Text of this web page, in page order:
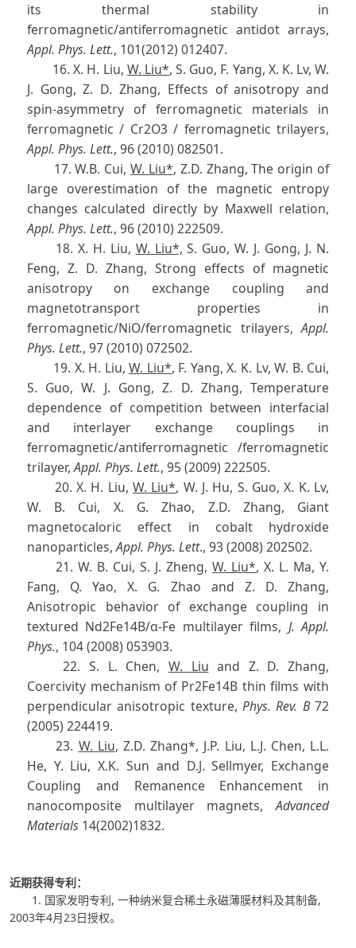
its thermal stability in
ferromagnetic/antiferromagnetic antidot arrays,
Appl. Phys. Lett., 101(2012) 012407.
16. X. H. Liu, W. Liu*, S. Guo, F. Yang, X. K. Lv, W.
J. Gong, Z. D. Zhang, Effects of anisotropy and
spin-asymmetry of ferromagnetic materials in
ferromagnetic / Cr2O3 / ferromagnetic trilayers,
Appl. Phys. Lett., 96 (2010) 082501.
17. W.B. Cui,W. Liu*, Z.D. Zhang, The origin of
large overestimation of the magnetic entropy
changes calculated directly by Maxwell relation,
Appl. Phys. Lett., 96 (2010) 222509.
18. X. H. Liu, W. Liu*, S. Guo, W. J. Gong, J. N.
Feng, Z. D. Zhang, Strong effects of magnetic
anisotropy on exchange coupling and
magnetotransport properties in
ferromagnetic/NiO/ferromagnetic trilayers,Appl.
Phys. Lett., 97 (2010) 072502.
19. X. H. Liu,W. Liu*, F. Yang, X. K. Lv, W. B. Cui,
S. Guo, W. J. Gong, Z. D. Zhang, Temperature
dependence of competition between interfacial
and interlayer exchange couplings in
ferromagnetic/antiferromagnetic /ferromagnetic
trilayer,Appl. Phys. Lett., 95 (2009) 222505.
20. X. H. Liu, W. Liu*, W. J. Hu, S. Guo, X. K. Lv,
W. B. Cui, X. G. Zhao, Z.D. Zhang, Giant
magnetocaloric effect in cobalt hydroxide
nanoparticles,Appl. Phys. Lett., 93 (2008) 202502.
21. W. B. Cui, S. J. Zheng,W. Liu*, X. L. Ma, Y.
Fang, Q. Yao, X. G. Zhao and Z. D. Zhang,
Anisotropic behavior of exchange coupling in
textured Nd2Fe14B/α-Fe multilayer films, J. Appl.
Phys., 104 (2008) 053903.
22. S. L. Chen, W. Liu and Z. D. Zhang,
Coercivity mechanism of Pr2Fe14B thin films with
perpendicular anisotropic texture, Phys. Rev. B72
(2005) 224419.
23. W. Liu, Z.D. Zhang*, J.P. Liu, L.J. Chen, L.L.
He, Y. Liu, X.K. Sun and D.J. Sellmyer, Exchange
Coupling and Remanence Enhancement in
nanocomposite multilayer magnets,Advanced
Materials14(2002)1832.
近期获得专利：
1. 国家发明专利, 一种纳米复合稀土永磁薄膜材料及其制备,
2003年4月23日授权。